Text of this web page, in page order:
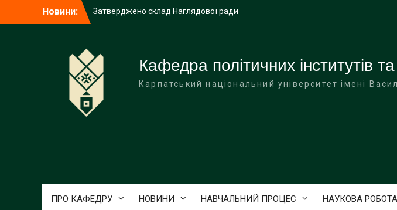
Новини:
Затверджено склад Наглядової ради
З НОВИМ РОКОМ!Кафедра політичних інститутів
Карпатський національний університет імені
ПРО КАФЕДРУ НОВИНИ НАВЧАЛЬНИЙ ПРОЦЕС НАУКОВА РОБОТА